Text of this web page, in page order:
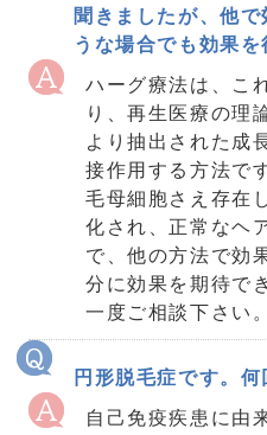
聞きましたが、他
うな場合でも効果を
ハーグ療法は、こ
り、再生医療の理
より抽出された成
接作用する方法で
毛母細胞さえ存在
化され、正常なヘ
で、他の方法で効
分に効果を期待で
一度ご相談下さい。
円形脱毛症です。
自己免疫疾患に由